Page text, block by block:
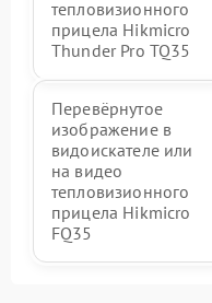
тепловизионного
прицела Hikmicro
Thunder Pro TQ35
Перевёрнутое
изображение в
видоискателе или
на видео
тепловизионного
прицела Hikmicro
FQ35